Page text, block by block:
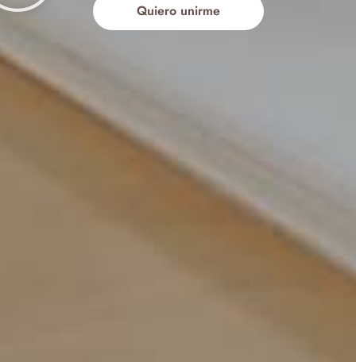
Quiero unirme